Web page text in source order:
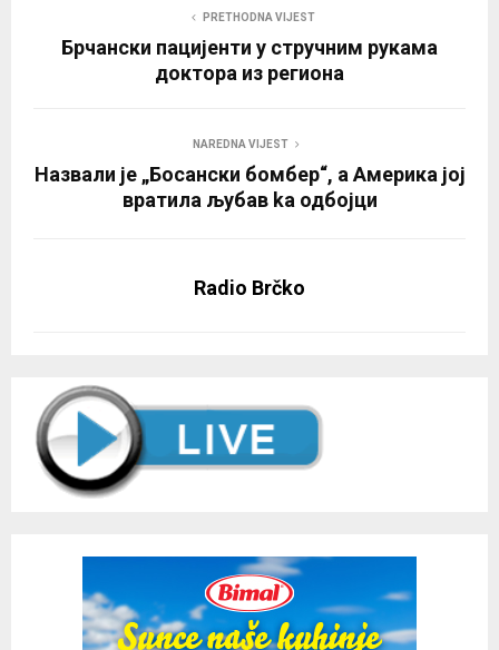
PRETHODNA VIJEST
Брчански пацијенти у стручним рукама
доктора из региона
NAREDNA VIJEST
Назвали је „Босански бомбер“, а Америка јој
вратила љубав ka одбојци
Radio Brčko